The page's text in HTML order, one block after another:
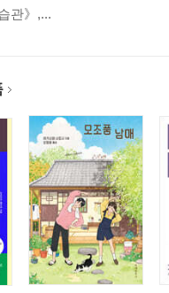
관》,...